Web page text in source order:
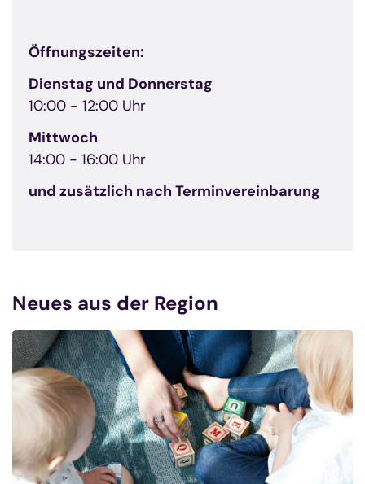
Öffnungszeiten:
Dienstag und Donnerstag
10:00 - 12:00 Uhr
Mittwoch
14:00 - 16:00 Uhr
und zusätzlich nach Terminvereinbarung
Neues aus der Region